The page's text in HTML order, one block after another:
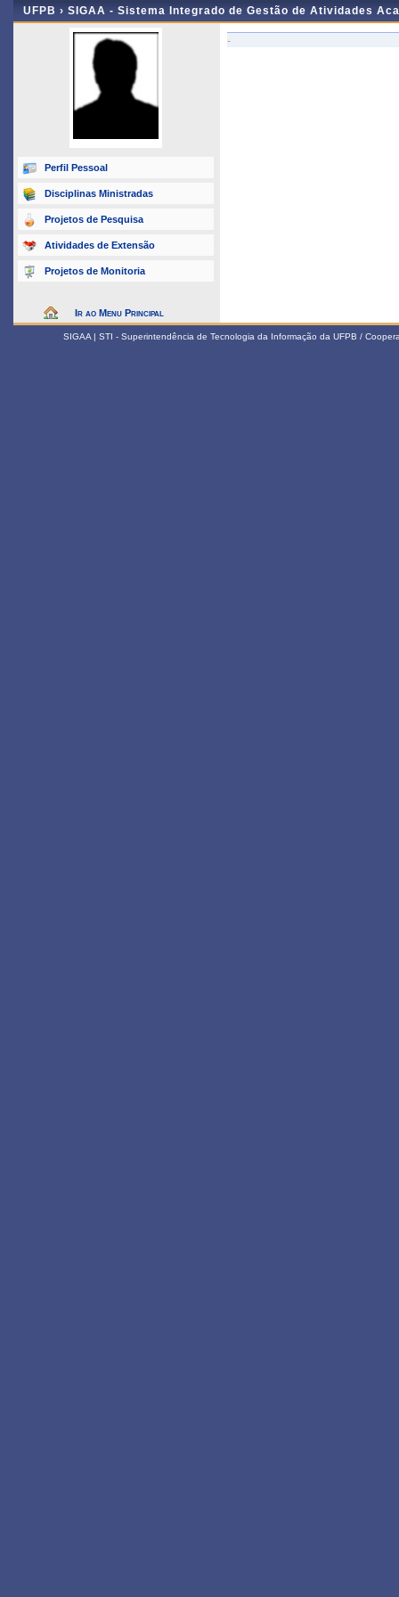
UFPB › SIGAA - Sistema Integrado de Gestão de Atividades
Perfil Pessoal
Disciplinas Ministradas
Projetos de Pesquisa
Atividades de Extensão
Projetos de Monitoria
Ir ao Menu Principal
-
SIGAA | STI - Superintendência de Tecnologia da Informação da UFPB /